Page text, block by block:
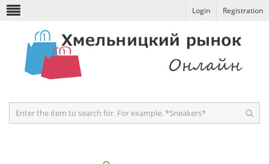
Login Registration